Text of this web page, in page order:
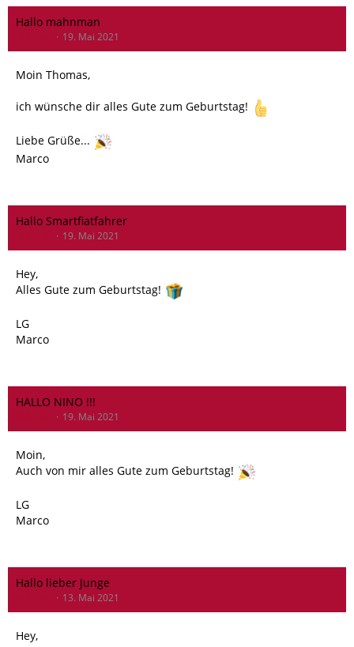
Hallo mahnman
19. Mai 2021
Moin Thomas,
ich wünsche dir alles Gute zum Geburtstag!
Liebe Grüße...
Marco
Hallo Smartfiatfahrer
19. Mai 2021
Hey,
Alles Gute zum Geburtstag!
LG
Marco
HALLO NINO !!!
19. Mai 2021
Moin,
Auch von mir alles Gute zum Geburtstag!
LG
Marco
Hallo lieber Junge
13. Mai 2021
Hey,